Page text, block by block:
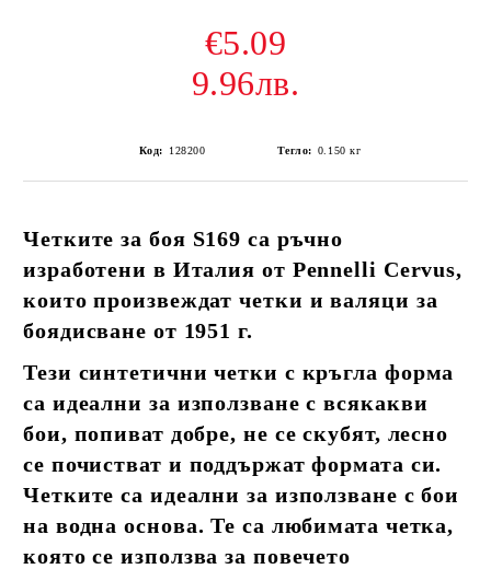
€5.09
9.96лв.
Код: 128200 Тегло: 0.150 кг
Четките за боя S169 са ръчно
изработени в Италия от Pennelli Cervus,
които произвеждат четки и валяци за
боядисване от 1951 г.
Тези синтетични четки с кръгла форма
са идеални за използване с всякакви
бои, попиват добре, не се скубят, лесно
се почистват и поддържат формата си.
Четките са идеални за използване с бои
на водна основа. Те са любимата четка,
която се използва за повечето